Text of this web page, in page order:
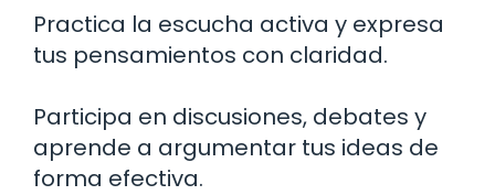
Practica la escucha activa y expresa
tus pensamientos con claridad.
Participa en discusiones, debates y
aprende a argumentar tus ideas de
forma efectiva.